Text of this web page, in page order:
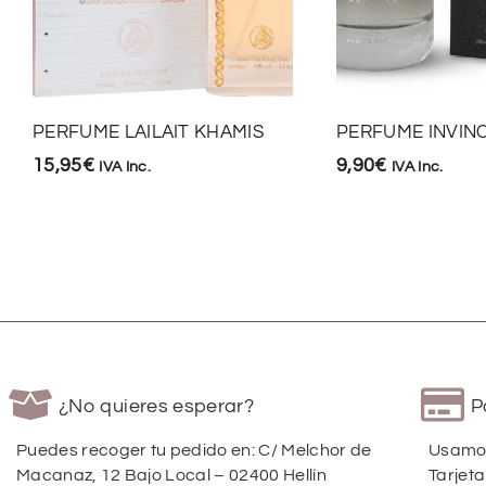
PERFUME LAILAIT KHAMIS
15,95€ IVA Inc.
PERFUME
9,90€ IVA Inc.
¿No quieres esperar?
Puedes recoger tu pedido en: C/ Melchor de
Macanaz, 12 Bajo Local – 02400 Hellín